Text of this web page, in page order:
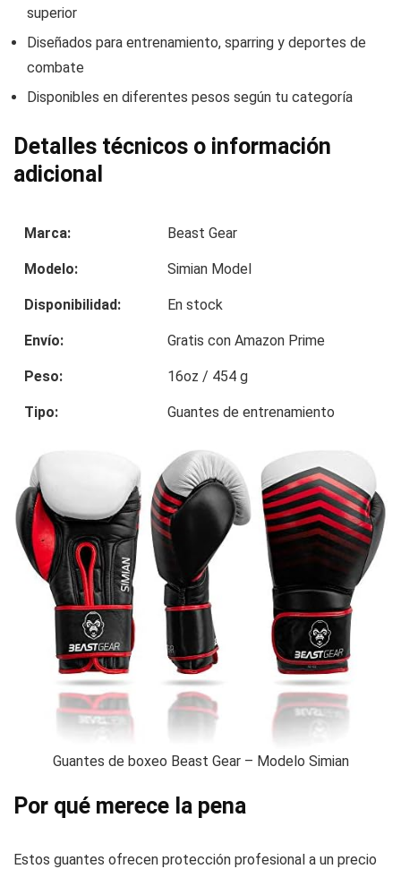
superior
Diseñados para entrenamiento, sparring y deportes de
combate
Disponibles en diferentes pesos según tu categoría
Detalles técnicos o información
adicional
Marca: Beast Gear
Modelo: Simian Model
Disponibilidad: En stock
Envío: Gratis con Amazon Prime
Peso: 16oz / 454 g
Tipo: Guantes de entrenamiento
Guantes de boxeo Beast Gear – Modelo Simian
Por qué merece la pena
Estos guantes ofrecen protección profesional a un precio